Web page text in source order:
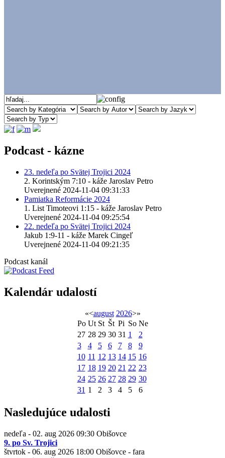
Podcast - kázne
23. nedeľa po Svätej Trojici 2024
2. Korintským 7:10 - káže Jaroslav Petro
Uverejnené 2024-11-04 09:31:33
Pamiatka Reformácie 2024
1. List Timoteovi 1:15 - káže Jaroslav Petro
Uverejnené 2024-11-04 09:25:54
22. nedeľa po Svätej Trojici 2024
Jakub 1:9-11 - káže Marek Cingeľ
Uverejnené 2024-11-04 09:21:35
Podcast kanál
Kalendár udalostí
«<august 2026>»
Po Ut St Št Pi So Ne
27 28 29 30 31 1
2
3
4 5 6 7 8
9
10 11 12 13 14 15 16
17 18 19 20 21 22 23
24 25 26 27 28 29 30
31 1 2 3 4 5 6
Nasledujúce udalosti
nedeľa - 02. aug 2026 09:30 Obišovce
9. po Sv. Trojici
štvrtok - 06. aug 2026 18:00 Obišovce - fara